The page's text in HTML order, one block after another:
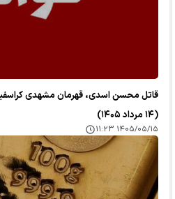
قاتل محسن اسدی، قهرمان مشهدی
(۱۴ مرداد ۱۴۰۵)
۱۴۰۵/۰۵/۱۵ ۱۱:۲۳